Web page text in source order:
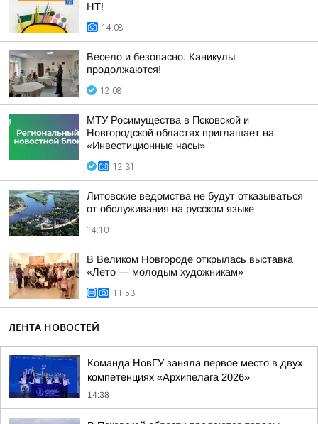
НТ!
14:08
Весело и безопасно. Каникулы
продолжаются!
12:08
МТУ Росимущества в Псковской и
Новгородской областях приглашает на
«Инвестиционные часы»
12:31
Литовские ведомства не будут отказываться
от обслуживания на русском языке
14:10
В Великом Новгороде открылась выставка
«Лето — молодым художникам»
11:53
ЛЕНТА НОВОСТЕЙ
Команда НовГУ заняла первое место в двух
компетенциях «Архипелага 2026»
14:38